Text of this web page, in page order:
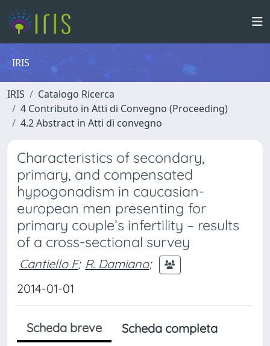
IRIS
IRIS
Catalogo Ricerca
4 Contributo in Atti di Convegno (Proceeding)
4.2 Abstract in Atti di convegno
Characteristics of secondary,
primary, and compensated
hypogonadism in caucasian-
european men presenting for
primary couple’s infertility – results
of a cross-sectional survey
Cantiello F; R. Damiano;
2014-01-01
Scheda breve
Scheda completa